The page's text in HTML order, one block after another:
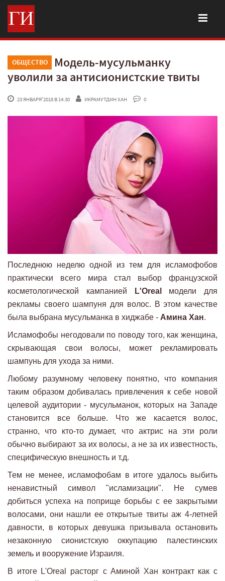
ОБЩЕСТВО
Модель-мусульманку
уволили за антисионистские твиты
23 ЯНВАРЯ'2018 В 14:30 ИКРАМУТДИН ХАН 0
Последнюю неделю одной из тем для исламофобов
практически всего мира стал выбор французской
косметологической кампанией
L'Oreal
модели для
рекламы своего шампуня для волос. В этом качестве
была выбрана мусульманка в хиджабе - Амина Хан.
Исламофобы негодовали по поводу того, как женщина,
скрывающая свои волосы, может рекламировать
шампунь для ухода за ними.
Любому разумному человеку понятно, что компания
таким образом добивалась привлечения к себе новой
целевой аудитории - мусульманок, которых на Западе
становится все больше. Что же касается волос,
странно, что кто-то думает, что актрис на эти роли
обычно выбирают за их волосы, а не за их известность,
специфическую внешность и т.д.
Тем не менее, исламофобам в итоге удалось выбить
ненавистный символ "исламизации". Не сумев
добиться успеха на поприще борьбы с ее закрытыми
волосами, они нашли ее открытые твиты аж 4-летней
давности, в которых девушка призывала остановить
незаконную сионистскую оккупацию палестинских
земель и вооружение Израиля.
В итоге L'Oreal расторг с Аминой Хан контракт как с